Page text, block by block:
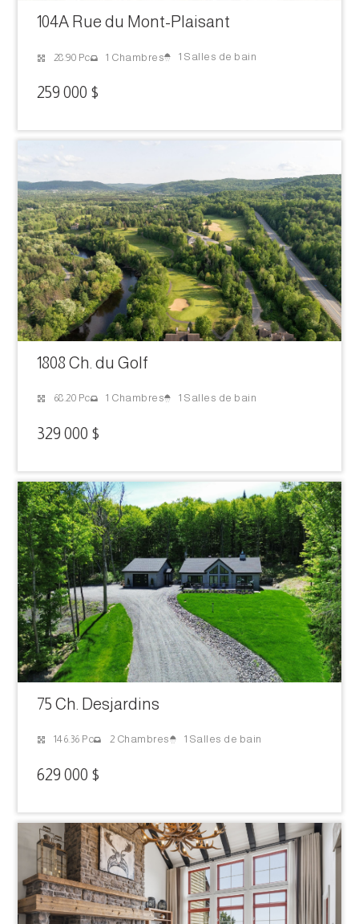
104A Rue du Mont-Plaisant
28.90 Pc 1 Chambres 1 Salles de bain
259 000 $
1808 Ch. du Golf
68.20 Pc 1 Chambres 1 Salles de bain
329 000 $
75 Ch. Desjardins
146.36 Pc 2 Chambres 1 Salles de bain
629 000 $